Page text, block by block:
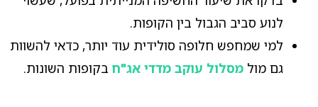
לנוע סביב הגבול בין הקופות.
למי שמחפש חלופה סולידית עוד יותר, כדאי להשוות
גם מול מסלול עוקב מדדי אג"חבקופות השונות.